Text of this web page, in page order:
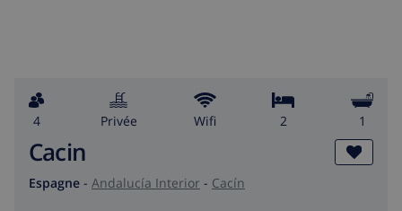
4 privée wifi 2 1
Cacin
Espagne - Andalucía Interior - Cacín